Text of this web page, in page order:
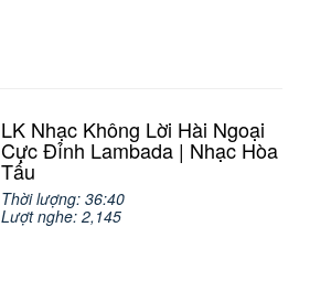
LK Nhạc Không Lời Hài Ngoại
Cực Đỉnh Lambada | Nhạc Hòa
Tấu
Thời lượng: 36:40
Lượt nghe: 2,145